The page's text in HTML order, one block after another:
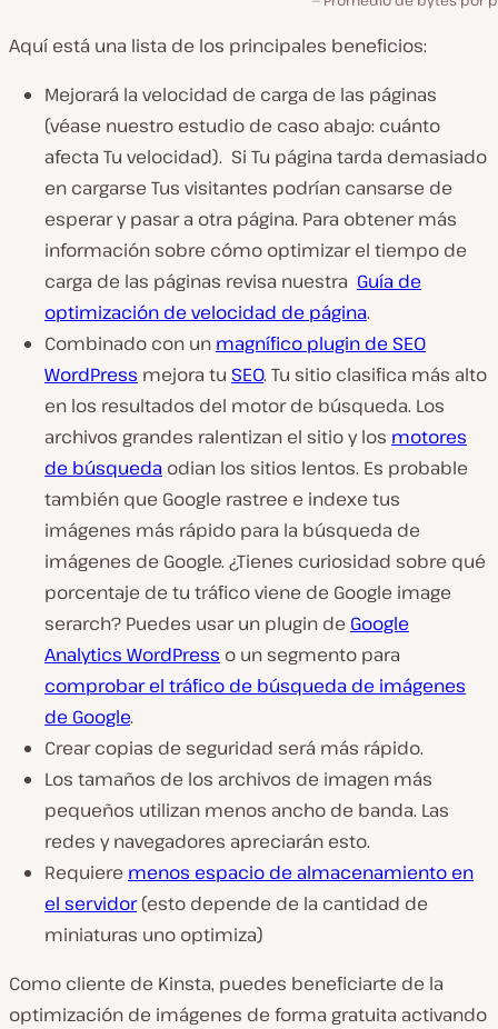
Aquí está una lista de los principales beneficios:
Mejorará la velocidad de carga de las páginas
(véase nuestro estudio de caso abajo: cuánto
afecta Tu velocidad). Si Tu página tarda demasiado
en cargarse Tus visitantes podrían cansarse de
esperar y pasar a otra página. Para obtener más
información sobre cómo optimizar el tiempo de
carga de las páginas revisa nuestra Guía de
optimización de velocidad de página.
Combinado con un magnífico plugin de SEO
WordPress mejora tu SEO. Tu sitio clasifica más alto
en los resultados del motor de búsqueda. Los
archivos grandes ralentizan el sitio y los motores
de búsqueda odian los sitios lentos. Es probable
también que Google rastree e indexe tus
imágenes más rápido para la búsqueda de
imágenes de Google. ¿Tienes curiosidad sobre qué
porcentaje de tu tráfico viene de Google image
serarch? Puedes usar un plugin de Google
Analytics WordPress o un segmento para
comprobar el tráfico de búsqueda de imágenes
de Google.
Crear copias de seguridad será más rápido.
Los tamaños de los archivos de imagen más
pequeños utilizan menos ancho de banda. Las
redes y navegadores apreciarán esto.
Requiere menos espacio de almacenamiento en
el servidor(esto depende de la cantidad de
miniaturas uno optimiza)
Como cliente de Kinsta, puedes beneficiarte de la
optimización de imágenes de forma gratuita activando